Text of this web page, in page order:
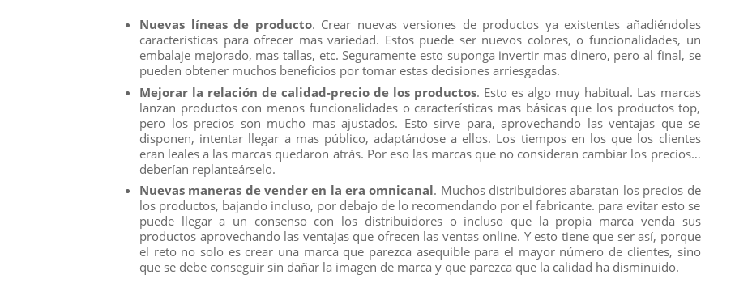
Nuevas líneas de producto. Crear nuevas versiones de productos ya existentes añadiéndoles
características para ofrecer mas variedad. Estos puede ser nuevos colores, o funcionalidades, un
embalaje mejorado, mas tallas, etc. Seguramente esto suponga invertir mas dinero, pero al final, se
pueden obtener muchos beneficios por tomar estas decisiones arriesgadas.
Mejorar la relación de calidad-precio de los productos. Esto es algo muy habitual. Las marcas
lanzan productos con menos funcionalidades o características mas básicas que los productos top,
pero los precios son mucho mas ajustados. Esto sirve para, aprovechando las ventajas que se
disponen, intentar llegar a mas público, adaptándose a ellos. Los tiempos en los que los clientes
eran leales a las marcas quedaron atrás. Por eso las marcas que no consideran cambiar los precios…
deberían replanteárselo.
Nuevas maneras de vender en la era omnicanal. Muchos distribuidores abaratan los precios de
los productos, bajando incluso, por debajo de lo recomendando por el fabricante. para evitar esto se
puede llegar a un consenso con los distribuidores o incluso que la propia marca venda sus
productos aprovechando las ventajas que ofrecen las ventas online. Y esto tiene que ser así, porque
el reto no solo es crear una marca que parezca asequible para el mayor número de clientes, sino
que se debe conseguir sin dañar la imagen de marca y que parezca que la calidad ha disminuido.